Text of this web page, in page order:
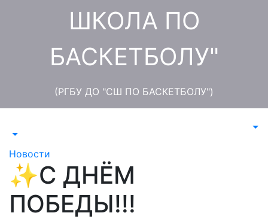
ШКОЛА ПО
БАСКЕТБОЛУ"
(РГБУ ДО "СШ ПО БАСКЕТБОЛУ")
Новости
✨С ДНЁМ
ПОБЕДЫ!!!